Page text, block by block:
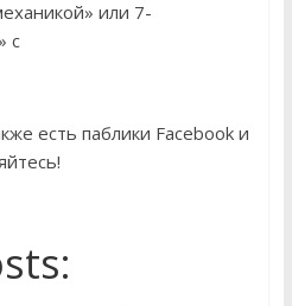
или 7-
с
есть паблики Facebook и